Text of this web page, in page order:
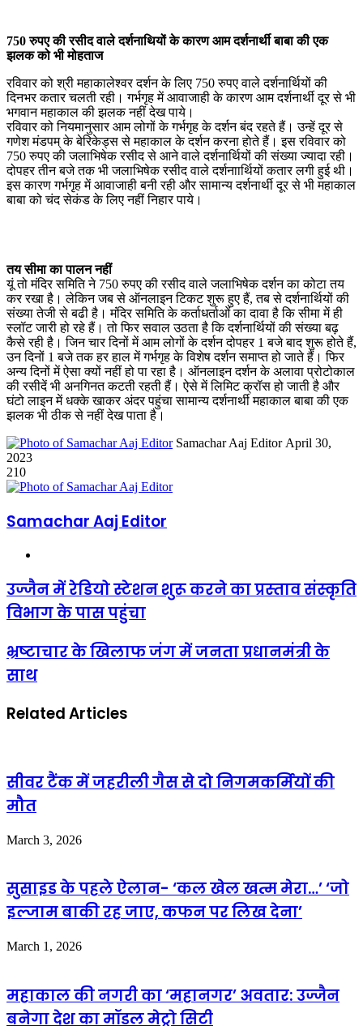
750 रुपए की रसीद वाले दर्शनाथियों के कारण आम दर्शनार्थी बाबा की एक
झलक को भी मोहताज
रविवार को श्री महाकालेश्‍वर दर्शन के लिए 750 रुपए वाले दर्शनार्थियों की
दिनभर कतार चलती रही। गर्भगृह में आवाजाही के कारण आम दर्शनार्थी दूर से भी
भगवान महाकाल की झलक नहीं देख पाये।
रविवार को नियमानुसार आम लोगों के गर्भगृह के दर्शन बंद रहते हैं। उन्‍हें दूर से
गणेश मंडपम् के बेरिकेड्स से महाकाल के दर्शन करना हाेते हैं। इस रविवार को
750 रुपए की जलाभिषेक रसीद से आने वाले दर्शनार्थियों की संख्‍या ज्‍यादा रही।
दोपहर तीन बजे तक भी जलाभिषेक रसीद वाले दर्शनाार्थियों कतार लगी हुई थी।
इस कारण गर्भगृह में आवाजाही बनी रही और सामान्‍य दर्शनार्थी दूर से भी महाकाल
बाबा को चंद सेकंड के लिए नहीं निहार पाये।
तय सीमा का पालन नहीं
यूं तो मंदिर समिति ने 750 रुपए की रसीद वाले जलाभिषेक दर्शन का कोटा तय
कर रखा है। लेकिन जब से ऑनलाइन टिकट शुरू हुए हैं, तब से दर्शनार्थियों की
संख्‍या तेजी से बढी है। मंंदिर समिति के कर्ताधर्ताओं का दावा है कि सीमा में ही
स्‍लॉट जारी हो रहे हैं। तो फिर सवाल उठता है कि दर्शनार्थियों की संख्‍या बढ़
कैसे रही है। जिन चार दिनों में आम लोगों के दर्शन दोपहर 1 बजे बाद शुरू होते हैं,
उन दिनों 1 बजे तक हर हाल में गर्भगृह के विशेष दर्शन समाप्‍त हो जाते हैं। फिर
अन्‍य दिनों में ऐसा क्‍यों नहीं हो पा रहा है। ऑनलाइन दर्शन के अलावा प्रोटोकाल
की रसीदें भी अनगिनत कटती रहती हैं। ऐसे में लिमिट क्रॉस हो जाती है और
घंटो लाइन में धक्‍के खाकर अंदर पहुंचा सामान्‍य दर्शनार्थी महाकाल बाबा की एक
झलक भी ठीक से नहीं देख पाता है।
Samachar Aaj Editor Send
April 30,
2023
210
Samachar Aaj Editor
उज्जैन में रेडियो स्टेशन शुरू करने का प्रस्‍ताव संस्‍कृति
विभाग के पास पहुंचा
भ्रष्‍टाचार के खिलाफ जंग में जनता प्रधानमंत्री के
साथ
Related Articles
सीवर टैंक में जहरीली गैस से दो निगमकर्मियों की
मौत
March 3, 2026
सुसाइड के पहले ऐलान- ‘कल खेल खत्म मेरा…’ ‘जो
इल्जाम बाकी रह जाए, कफन पर लिख देना’
March 1, 2026
महाकाल की नगरी का ‘महानगर’ अवतार: उज्जैन
बनेगा देश का मॉडल मेट्रो सिटी